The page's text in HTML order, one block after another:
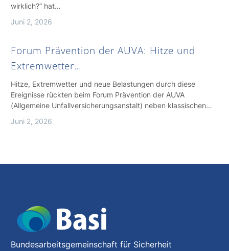
wirklich?“ hat…
Juni 2, 2026
Forum Prävention der AUVA: Hitze und
Extremwetter…
Hitze, Extremwetter und neue Belastungen durch diese
Ereignisse rückten beim Forum Prävention der AUVA
(Allgemeine Unfallversicherungsanstalt) neben klassischen…
Juni 2, 2026
Bundesarbeitsgemeinschaft für Sicherheit